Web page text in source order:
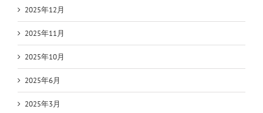
2025年12月
2025年11月
2025年10月
2025年6月
2025年3月